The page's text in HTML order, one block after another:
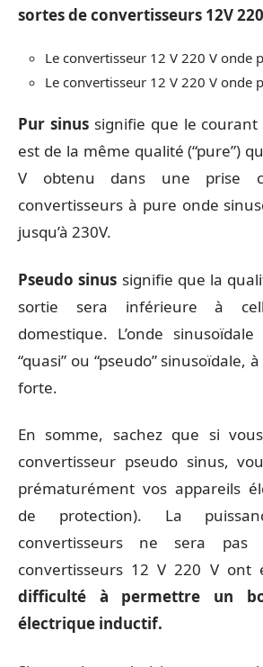
sortes de convertisseurs 12V
Le convertisseur 12 V 220 V onde
Le convertisseur 12 V 220 V onde
Pur sinussignifie que le courant
est de la même qualité (“pure”)
V obtenu dans une prise
convertisseurs à pure onde
jusqu’à 230V.
Pseudo sinus signifie que la
sortie sera inférieure à
domestique. L’onde
“quasi” ou “pseudo” sinusoïdale,
forte.
En somme, sachez que si
convertisseur pseudo sinus,
prématurément vos appareils
de protection). La
convertisseurs ne sera
convertisseurs 12 V 220 V ont
difficulté à permettre un
électrique inductif.